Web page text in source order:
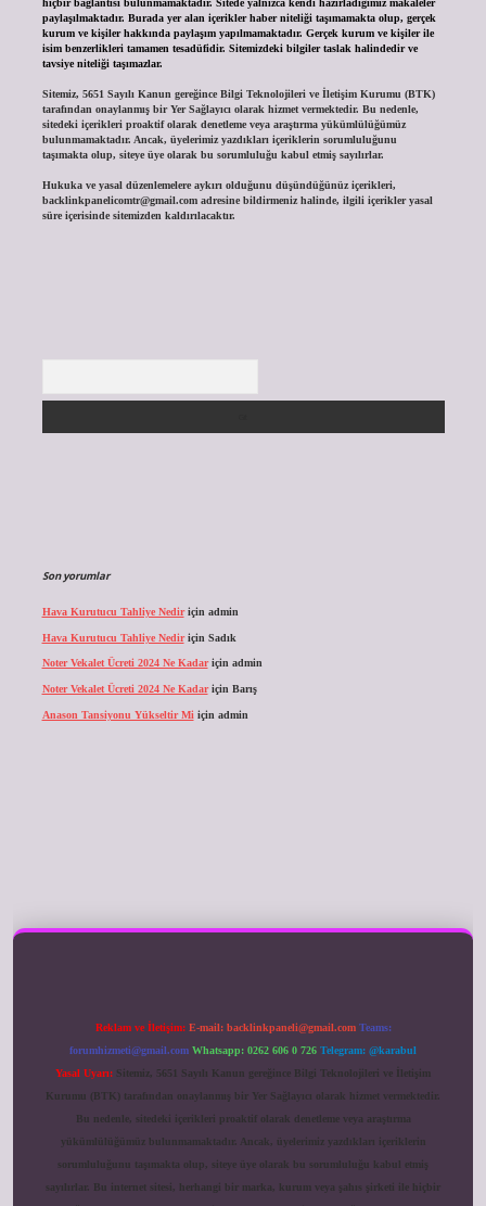
hiçbir bağlantısı bulunmamaktadır. Sitede yalnızca kendi hazırladığımız makaleler
paylaşılmaktadır. Burada yer alan içerikler haber niteliği taşımamakta olup, gerçek
kurum ve kişiler hakkında paylaşım yapılmamaktadır. Gerçek kurum ve kişiler ile
isim benzerlikleri tamamen tesadüfidir. Sitemizdeki bilgiler taslak halindedir ve
tavsiye niteliği taşımazlar.
Sitemiz, 5651 Sayılı Kanun gereğince Bilgi Teknolojileri ve İletişim Kurumu (BTK)
tarafından onaylanmış bir Yer Sağlayıcı olarak hizmet vermektedir. Bu nedenle,
sitedeki içerikleri proaktif olarak denetleme veya araştırma yükümlülüğümüz
bulunmamaktadır. Ancak, üyelerimiz yazdıkları içeriklerin sorumluluğunu
taşımakta olup, siteye üye olarak bu sorumluluğu kabul etmiş sayılırlar.
Hukuka ve yasal düzenlemelere aykırı olduğunu düşündüğünüz içerikleri,
backlinkpanelicomtr@gmail.comadresine bildirmeniz halinde, ilgili içerikler yasal
süre içerisinde sitemizden kaldırılacaktır.
Son yorumlar
Hava Kurutucu Tahliye Nediriçin admin
Hava Kurutucu Tahliye Nediriçin Sadık
Noter Vekalet Ücreti 2024 Ne Kadariçin admin
Noter Vekalet Ücreti 2024 Ne Kadariçin Barış
Anason Tansiyonu Yükseltir Mi için admin
Reklam ve İletişim: E-mail: backlinkpaneli@gmail.com Teams:
forumhizmeti@gmail.com Whatsapp: 0262 606 0 726 Telegram: @karabul
Yasal Uyarı: Sitemiz, 5651 Sayılı Kanun gereğince Bilgi Teknolojileri ve İletişim
Kurumu (BTK) tarafından onaylanmış bir Yer Sağlayıcı olarak hizmet vermektedir.
Bu nedenle, sitedeki içerikleri proaktif olarak denetleme veya araştırma
yükümlülüğümüz bulunmamaktadır. Ancak, üyelerimiz yazdıkları içeriklerin
sorumluluğunu taşımakta olup, siteye üye olarak bu sorumluluğu kabul etmiş
sayılırlar. Bu internet sitesi, herhangi bir marka, kurum veya şahıs şirketi ile hiçbir